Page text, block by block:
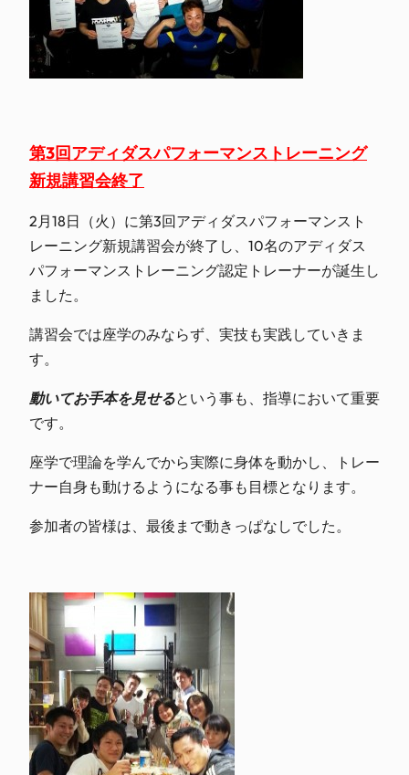
第3回アディダスパフォーマンストレーニング
新規講習会終了
2月18日（火）に第3回アディダスパフォーマンスト
レーニング新規講習会が終了し、10名のアディダス
パフォーマンストレーニング認定トレーナーが誕生し
ました。
講習会では座学のみならず、実技も実践していきま
す。
動いてお手本を見せるという事も、指導において重要
です。
座学で理論を学んでから実際に身体を動かし、トレー
ナー自身も動けるようになる事も目標となります。
参加者の皆様は、最後まで動きっぱなしでした。